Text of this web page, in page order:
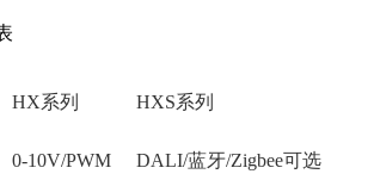
HX系列 HXS系列
0-10V/PWM DALI/蓝牙/Zigbee可选